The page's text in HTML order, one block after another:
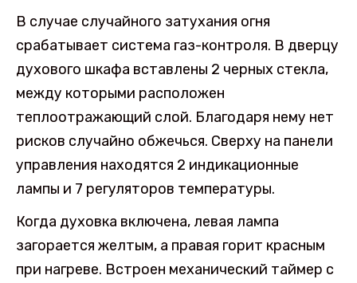
В случае случайного затухания огня
срабатывает система газ-контроля. В дверцу
духового шкафа вставлены 2 черных стекла,
между которыми расположен
теплоотражающий слой. Благодаря нему нет
рисков случайно обжечься. Сверху на панели
управления находятся 2 индикационные
лампы и 7 регуляторов температуры.
Когда духовка включена, левая лампа
загорается желтым, а правая горит красным
при нагреве. Встроен механический таймер с